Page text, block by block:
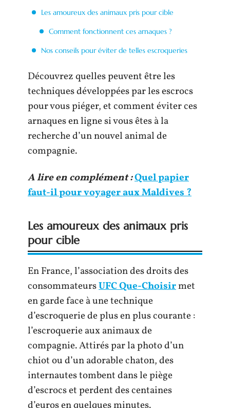
Les amoureux des animaux pris pour cible
Comment fonctionnent ces arnaques ?
Nos conseils pour éviter de telles escroqueries
Découvrez quelles peuvent être les
techniques développées par les escrocs
pour vous piéger, et comment éviter ces
arnaques en ligne si vous êtes à la
recherche d’un nouvel animal de
compagnie.
A lire en complément :Quel papier
faut-il pour voyager aux Maldives ?
Les amoureux des animaux pris
pour cible
En France, l’association des droits des
consommateursUFC Que-Choisirmet
en garde face à une technique
d’escroquerie de plus en plus courante :
l’escroquerie aux animaux de
compagnie. Attirés par la photo d’un
chiot ou d’un adorable chaton, des
internautes tombent dans le piège
d’escrocs et perdent des centaines
d’euros en quelques minutes.